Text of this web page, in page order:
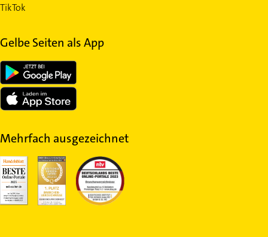
TikTok
Gelbe Seiten als App
Mehrfach ausgezeichnet